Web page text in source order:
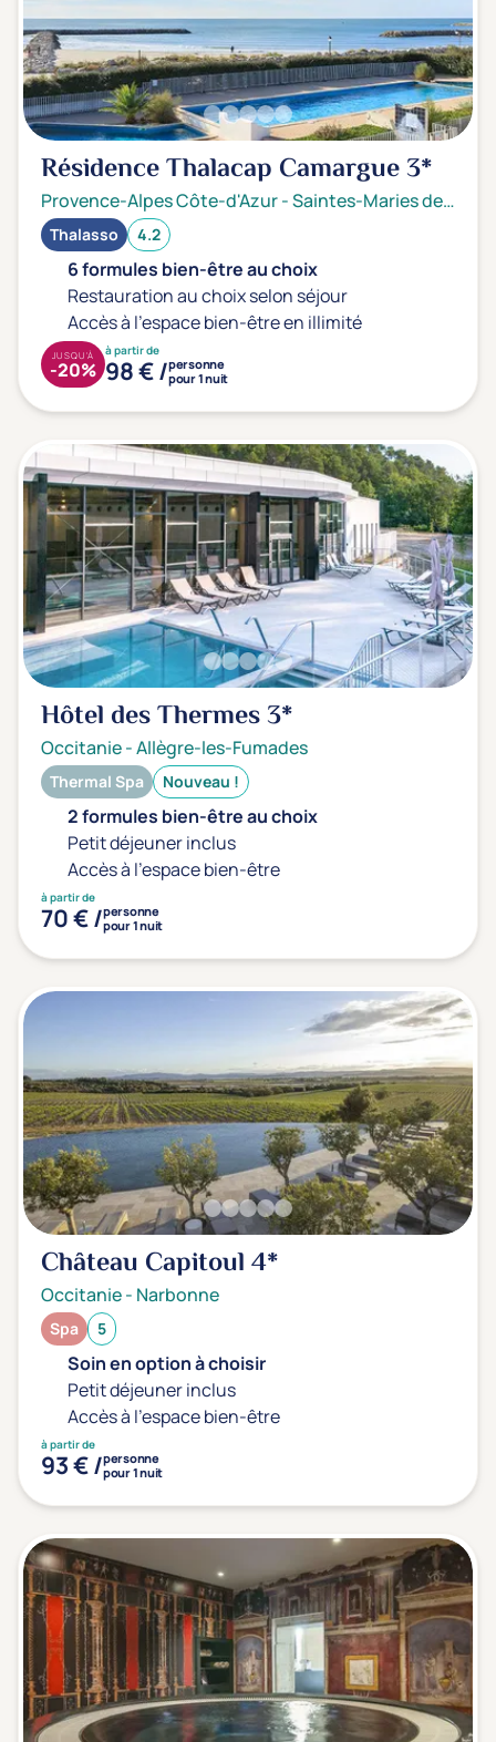
Résidence Thalacap Camargue3*
Provence-Alpes Côte-d'Azur-Saintes-Maries de la mer
Thalasso 4.2
6 formules bien-être au choix
Restauration au choix selon séjour
Accès à l'espace bien-être en illimité
à partir de
98 € /personne
pour 1 nuit
JUSQU'À
-20%
Hôtel des Thermes3*
Occitanie-Allègre-les-Fumades
Thermal Spa Nouveau !
2 formules bien-être au choix
Petit déjeuner inclus
Accès à l'espace bien-être
à partir de
70 € /personne
pour 1 nuit
Château Capitoul4*
Occitanie- Narbonne
Spa 5
Soin en option à choisir
Petit déjeuner inclus
Accès à l'espace bien-être
à partir de
93 € /personne
pour 1 nuit